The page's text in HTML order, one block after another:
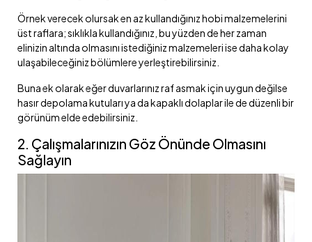
Örnek verecek olursak en az kullandığınız hobi malzemelerini
üst raflara; sıklıkla kullandığınız, bu yüzden de her zaman
elinizin altında olmasını istediğiniz malzemeleri ise daha kolay
ulaşabileceğiniz bölümlere yerleştirebilirsiniz.
Buna ek olarak eğer duvarlarınız raf asmak için uygun değilse
hasır depolama kutuları ya da kapaklı dolaplar ile de düzenli bir
görünüm elde edebilirsiniz.
2. Çalışmalarınızın Göz Önünde Olmasını
Sağlayın